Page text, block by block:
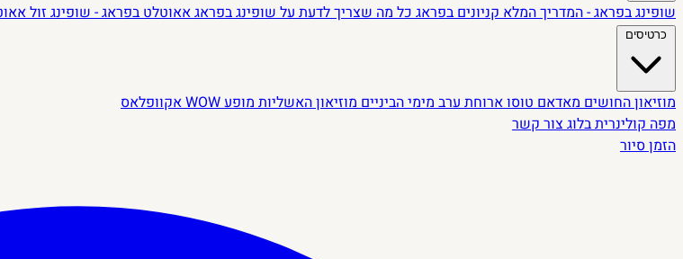
שופינג בפראג - המדריך המלאקניונים בפראגכל מה שצריך לדעת על שופינג בפראגאאוטלט בפראג - שופינג זול
כרטיסים
מוזיאון החושיםמאדאם טוסוארוחת ערב מימי הבינייםמוזיאון האשליותמופע WOW
אקוופלאס
מפה קולינריתבלוגצור קשר
הזמן סיור